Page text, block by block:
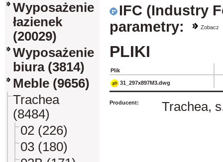
Wyposażenie
łazienek
(20029)
Wyposażenie
biura (3814)
Meble (9656)
Trachea
(8484)
02 (226)
03 (180)
IFC (Industry
parametry:
Zobacz
PLIKI
Plik
31_297x897M3.dwg
Producent: Trachea,